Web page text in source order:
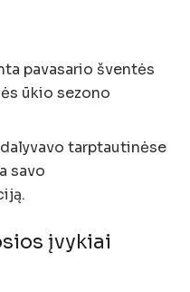
pavasario šventės
ūkio sezono
tarptautinėse
savo
įvykiai